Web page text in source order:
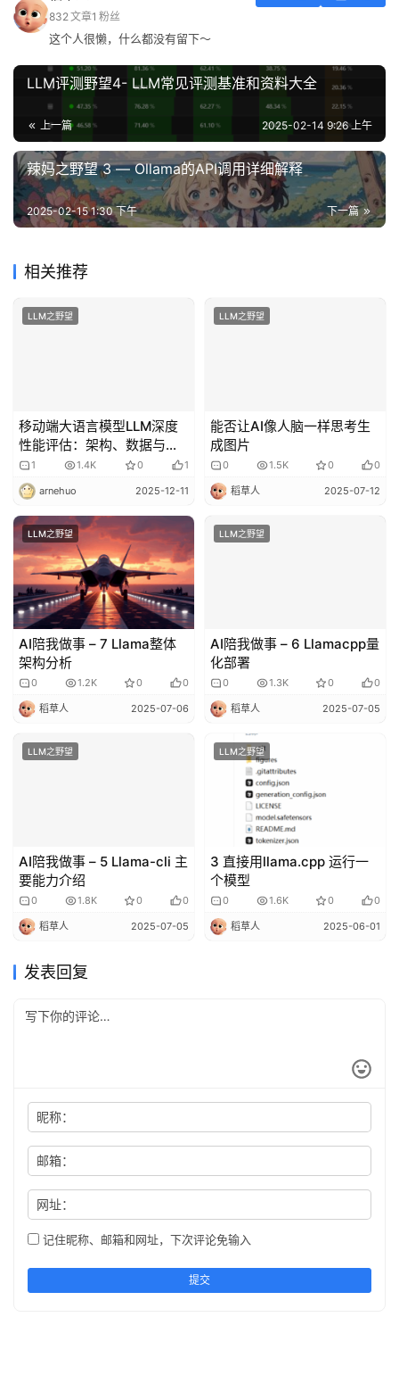
832文章1 粉丝
这个人很懒，什么都没有留下～
LLM评测野望4- LLM常见评测基准和资料大全
上一篇 2025-02-14 9:26 上午
辣妈之野望 3 — Ollama的API调用详细解释
下一篇
2025-02-15 1:30 下午
相关推荐
LLM之野望
移动端大语言模型LLM深度
性能评估：架构、数据与优
化路径的全面解析
1 1.4K 0 1
arnehuo 2025-12-11
LLM之野望
能否让AI像人脑一样思考生
成图片
0 1.5K 0 0
稻草人 2025-07-12
LLM之野望
AI陪我做事 – 7 Llama整体
架构分析
0 1.2K 0 0
稻草人 2025-07-06
LLM之野望
AI陪我做事 – 6 Llamacpp量
化部署
0 1.3K 0 0
稻草人 2025-07-05
LLM之野望
AI陪我做事 – 5 Llama-cli 主
要能力介绍
0 1.8K 0 0
稻草人 2025-07-05
LLM之野望
3 直接用llama.cpp 运行一
个模型
0 1.6K 0 0
稻草人 2025-06-01
发表回复
昵称：
邮箱：
网址：
记住昵称、邮箱和网址，下次评论免输入
提交